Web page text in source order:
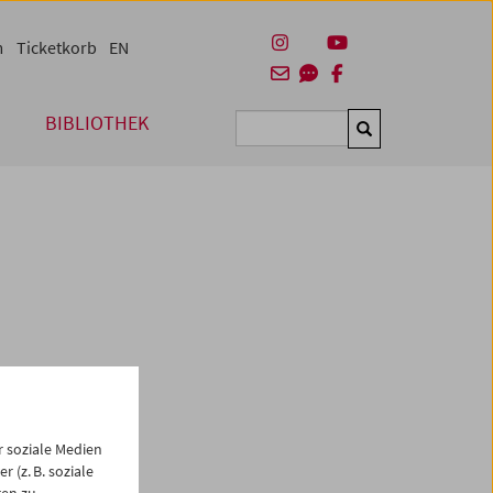
BIBLIOTHEK Suchen
Ticketkorb EN
Medien
(z. B. soziale